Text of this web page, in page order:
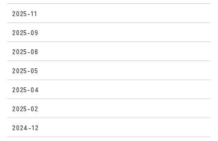
2025-11
2025-09
2025-08
2025-05
2025-04
2025-02
2024-12